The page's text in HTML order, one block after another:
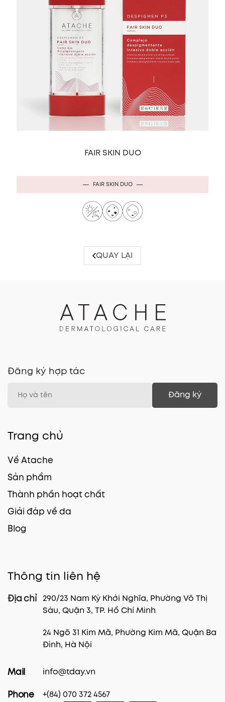
FAIR SKIN DUO
FAIR SKIN DUO
QUAY LẠI
Đăng ký hợp tác
Đăng ký
Trang chủ
Về Atache
Sản phẩm
Thành phần hoạt chất
Giải đáp về da
Blog
Thông tin liên hệ
Địa chỉ
290/23 Nam Kỳ Khởi Nghĩa, Phường Võ Thị
Sáu, Quận 3, TP. Hồ Chí Minh
24 Ngõ 31 Kim Mã, Phường Kim Mã, Quận Ba
Đình, Hà Nội
Mail info@tday.vn
Phone +(84) 070 372 4567